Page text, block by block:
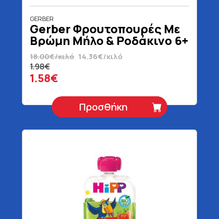
GERBER
Gerber Φρουτοπουρές Με
Βρώμη Μήλο & Ροδάκινο 6+
Μηνών Χωρίς Προσθήκη
Ζάχαρης 110 gr
18.00€/κιλό 14.36€/κιλό
1.98€
1.58€
Προσθήκη